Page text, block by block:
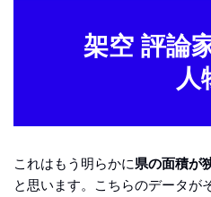
架空 評論
人
これはもう明らかに県の面積が
と思います。こちらのデータが